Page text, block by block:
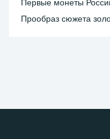
Первые монеты
Прообраз сюжета